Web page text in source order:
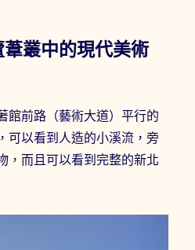
叢中的現代美術
館前路（藝術大道）平行的
可以看到人造的小溪流，旁
，而且可以看到完整的新北